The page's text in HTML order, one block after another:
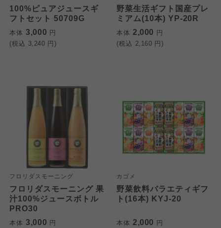
100%ピュアジュースギ
フトセット 50709G
本体 3,000 円
(税込 3,240 円)
野菜生活ギフト国産プレ
ミアム(10本) YP-20R
本体 2,000 円
(税込 2,160 円)
フロリダスモーニング
フロリダスモーニング 果
汁100%ジュースボトル
PRO30
本体 3,000 円
カゴメ
野菜飲料バラエティギフ
ト(16本) KYJ-20
本体 2,000 円